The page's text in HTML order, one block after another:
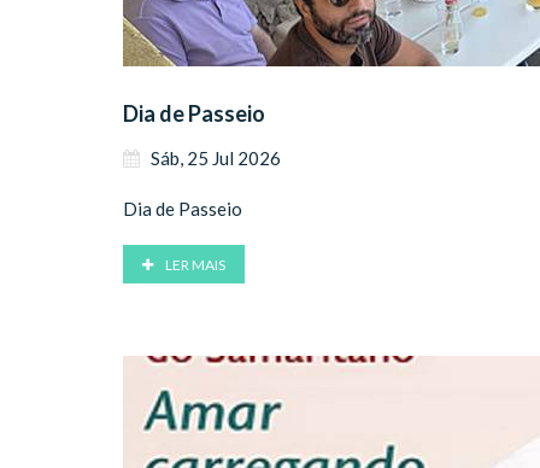
Dia de Passeio
Sáb, 25 Jul 2026
Dia de Passeio
LER MAIS